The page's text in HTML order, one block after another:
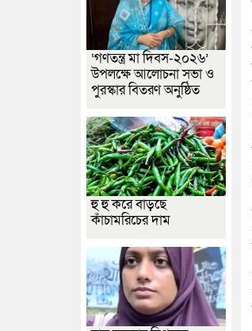
‘গণতন্ত্র মা দিবস-২০২৬’
উপলক্ষে আলোচনা সভা ও
পুরস্কার বিতরণ অনুষ্ঠিত
হু হু করে বাড়ছে
কাঁচামরিচের দাম